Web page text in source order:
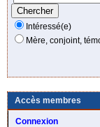
Intéressé(e)
Mère, conjoint,
Accès membres
Connexion